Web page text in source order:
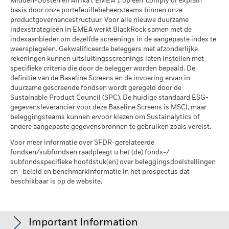
telefoongesprekken doorgaans opgenomen.U kunt ook
contact opnemen met de Consumer Mediation Service. Meer
informatie vindt u ophttp://www.ombudsfin.be
per 17/jul/2026
MSCI ESG % Dekking
per 17/jul/2026
MSCI ESG-kwaliteitsscore –
Percentiel peer
per 17/jul/2026
100,00
Fondsen in peergroup
per 17/jul/2026
MSCI Gewogen Gemiddelde
Koolstofintensiteit % Dekking
Alle data komen van MSCI ESG Fund Ratings per
17/jul/2026, op basis van posities per 31/mrt/2026. De
duurzaamheidskenmerken van het fonds kunnen bijgevolg
65% (of 50% voor obligatiefondsen en geldmarktfondsen)
Betrokkenheid van
bedrijfsleven Dekking
per 30/jun/2026
Percentage niet-gedekt
Fonds
per 30/jun/2026
42,82%
De blootstellingen van BlackRock inzake betrokkenheid van
het bedrijfsleven, zoals hierboven weergegeven voor
Ketelkool en Oliezand, worden berekend en gerapporteerd
voor bedrijven die meer dan 5% van hun inkomsten
genereren uit ketelkool of oliezand zoals bepaald door MSCI
inkomsten genereren uit ketelkool of oliezand (met een
inkomstendrempel van 0%), zoals bepaald door MSCI ESG
Research, geldt het volgende: voor ketelkool 0,02% en voor
oliezand 0,00%.
betrokkenheid van elk bedrijf verstrekt. BlackRock maakt
basis door onze portefeuillebeheersteams binnen onze
productgovernancestructuur. Voor alle nieuwe duurzame
indexstrategieën in EMEA werkt BlackRock samen met de
indexaanbieder om dezelfde screenings in de aangepaste index te
weerspiegelen. Gekwalificeerde beleggers met afzonderlijke
rekeningen kunnen uitsluitingsscreenings laten instellen met
specifieke criteria die door de belegger worden bepaald. De
definitie van de Baseline Screens en de invoering ervan in
duurzame gescreende fondsen wordt geregeld door de
Sustainable Product Council (SPC). De huidige standaard ESG-
gegevensleverancier voor deze Baseline Screens is MSCI, maar
beleggingsteams kunnen ervoor kiezen om Sustainalytics of
andere aangepaste gegevensbronnen te gebruiken zoals vereist.
Voor meer informatie over SFDR-gerelateerde
fondsen/subfondsen raadpleegt u het (de) fonds-/
subfondsspecifieke hoofdstuk(en) over beleggingsdoelstellingen
en -beleid en benchmarkinformatie in het prospectus dat
beschikbaar is op de website.
Important Information